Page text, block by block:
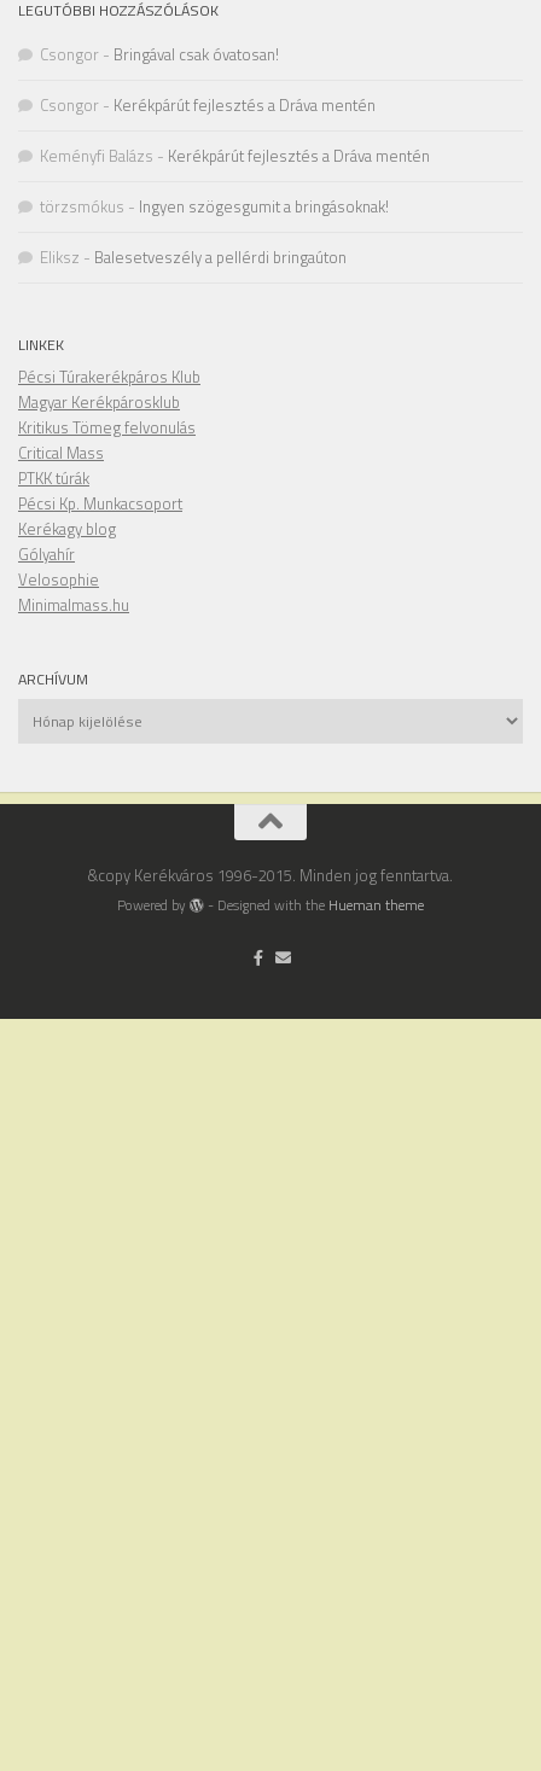
LEGUTÓBBI HOZZÁSZÓLÁSOK
Csongor - Bringával csak óvatosan!
Csongor - Kerékpárút fejlesztés a Dráva mentén
Keményfi Balázs - Kerékpárút fejlesztés a Dráva mentén
törzsmókus - Ingyen szögesgumit a bringásoknak!
Eliksz - Balesetveszély a pellérdi bringaúton
LINKEK
Pécsi Túrakerékpáros Klub
Magyar Kerékpárosklub
Kritikus Tömeg felvonulás
Critical Mass
PTKK túrák
Pécsi Kp. Munkacsoport
Kerékagy blog
Gólyahír
Velosophie
Minimalmass.hu
ARCHÍVUM
&copy Kerékváros 1996-2015. Minden jog fenntartva.
Powered by - Designed with the Hueman theme